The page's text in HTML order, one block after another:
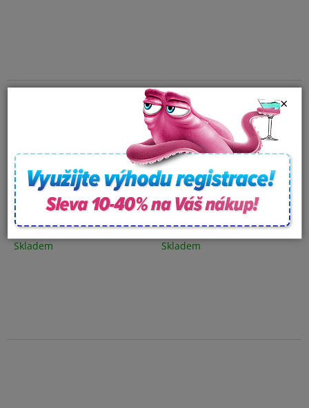
×
Podhlavník - Univerzál (4
přísavky) - S017
Skladem
Originální podhlavník
ErgoFlex®
Skladem